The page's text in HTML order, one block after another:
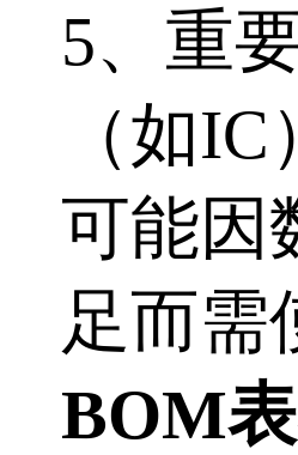
5、重
（如IC
可能因
足而需
BOM表